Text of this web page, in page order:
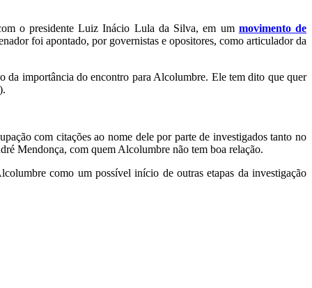
o presidente Luiz Inácio Lula da Silva, em um movimento de
foi apontado, por governistas e opositores, como articulador da
da importância do encontro para Alcolumbre. Ele tem dito que quer
com citações ao nome dele por parte de investigados tanto no
Mendonça, com quem Alcolumbre não tem boa relação.
como um possível início de outras etapas da investigação